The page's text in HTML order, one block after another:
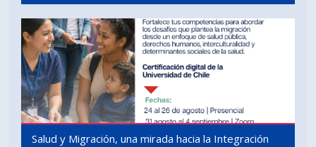
Salud y Migración, una mirada hacia la Integración